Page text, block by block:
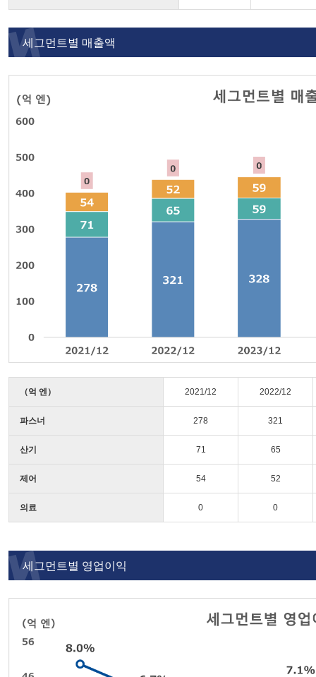
세그먼트별 매출액
（억 엔） 2021/12 2022/12
파스너 278 321
산기 71 65
제어 54 52
의료 0 0
세그먼트별 영업이익